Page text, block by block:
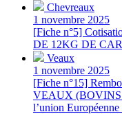
Chevreaux
1 novembre 2025
[Fiche n°5]
DE 12KG DE
Veaux
1 novembre 2025
[Fiche n°15]
VEAUX (BOVINS
l’union